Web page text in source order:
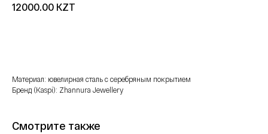
12000.00 KZT
Материал: ювелирная сталь с серебряным покрытием
Бренд (Kaspi): Zhannura Jewellery
Смотрите также